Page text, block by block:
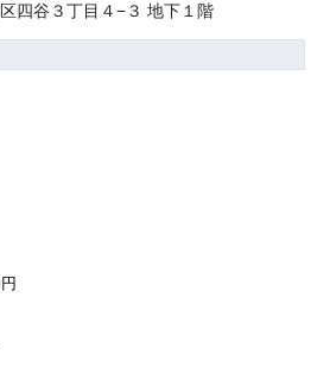
四谷３丁目４−３ 地下１階